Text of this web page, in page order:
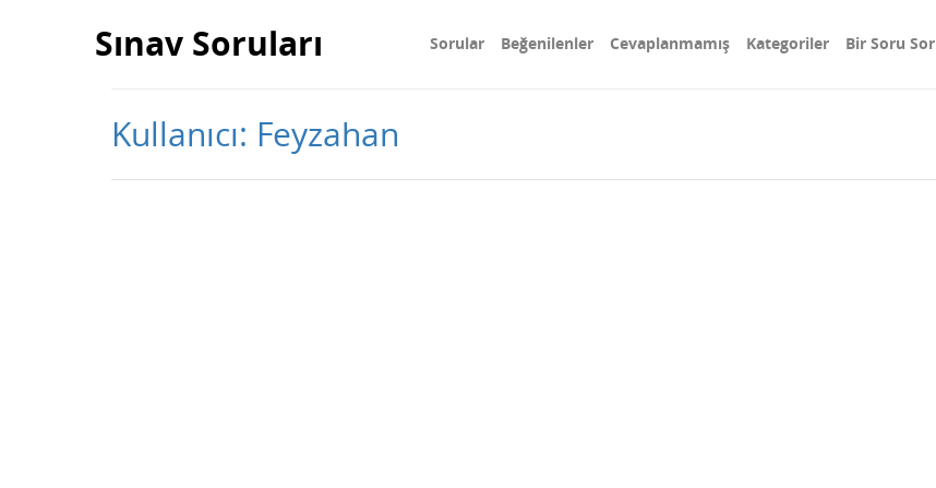
Sınav Soruları Sorular Beğenilenler Cevaplanmamış Kategoriler Bir Soru Sor
Kullanıcı: Feyzahan